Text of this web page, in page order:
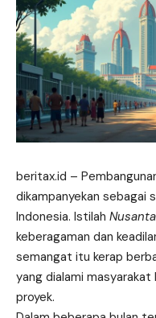
beritax.id –
dikampanyekan sebagai
Indonesia. Istilah
keberagaman dan
semangat itu kerap
yang dialami
proyek.